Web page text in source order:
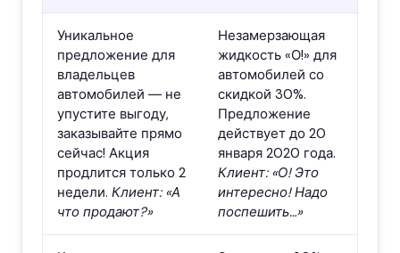
Уникальное
предложение для
владельцев
автомобилей ― не
упустите выгоду,
заказывайте прямо
сейчас! Акция
продлится только 2
недели. Клиент: «А
что продают?»
Незамерзающая
жидкость «О!» для
автомобилей со
скидкой 30%.
Предложение
действует до 20
января 2020 года.
Клиент: «О! Это
интересно! Надо
поспешить…»